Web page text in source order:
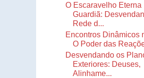
O Escaravelho Eterna
Guardiã:
Rede d...
Encontros Dinâmicos
O Poder das
Desvendando os
Exteriores: Deuses,
Alinhame...